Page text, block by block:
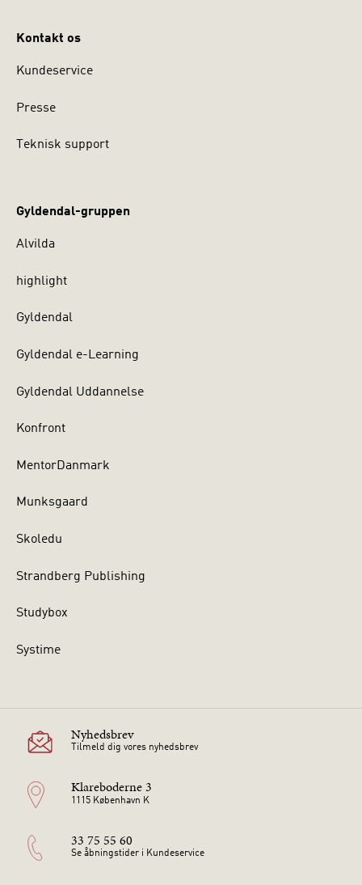
Kontakt os
Kundeservice
Presse
Teknisk support
Gyldendal-gruppen
Alvilda
highlight
Gyldendal
Gyldendal e-Learning
Gyldendal Uddannelse
Konfront
MentorDanmark
Munksgaard
Skoledu
Strandberg Publishing
Studybox
Systime
Nyhedsbrev
Tilmeld dig vores nyhedsbrev
Klareboderne 3
1115 København K
33 75 55 60
Se åbningstider i Kundeservice